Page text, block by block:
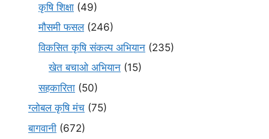
कृषि शिक्षा (49)
मौसमी फसल(246)
विकसित कृषि संकल्प अभियान (235)
खेत बचाओ अभियान (15)
सहकारिता (50)
ग्लोबल कृषि मंच (75)
बागवानी (672)